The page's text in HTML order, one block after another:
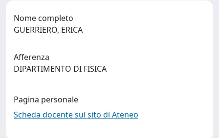
Nome completo
GUERRIERO, ERICA
Afferenza
DIPARTIMENTO DI FISICA
Pagina personale
Scheda docente sul sito di Ateneo